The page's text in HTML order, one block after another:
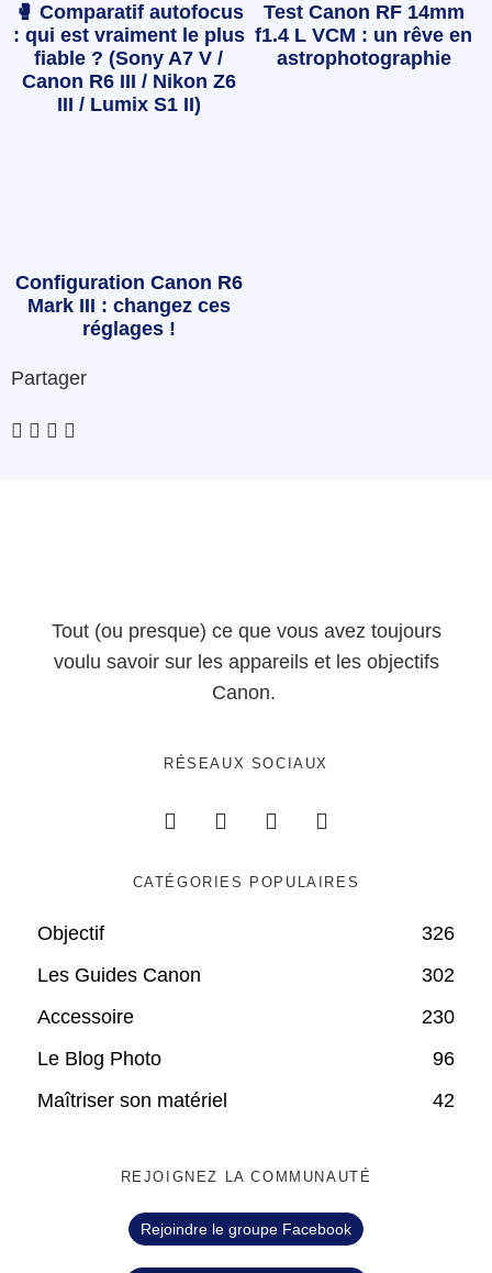
🥊 Comparatif autofocus
: qui est vraiment le plus
fiable ? (Sony A7 V /
Canon R6 III / Nikon Z6
III / Lumix S1 II)
Test Canon RF 14mm
f1.4 L VCM : un rêve en
astrophotographie
Configuration Canon R6
Mark III : changez ces
réglages !
Partager
Tout (ou presque) ce que vous avez toujours
voulu savoir sur les appareils et les objectifs
Canon.
RÉSEAUX SOCIAUX
CATÉGORIES POPULAIRES
Objectif
326
Les Guides Canon
302
Accessoire
230
Le Blog Photo
96
Maîtriser son matériel
42
REJOIGNEZ LA COMMUNAUTÉ
Rejoindre le groupe Facebook